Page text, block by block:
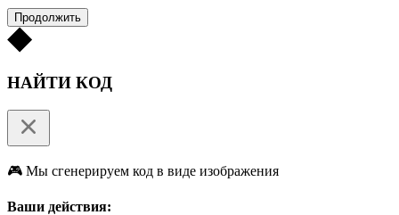
Продолжить
НАЙТИ КОД
🎮 Мы сгенерируем код в виде изображения
Ваши действия: